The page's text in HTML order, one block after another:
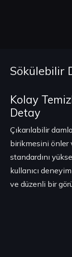
Sökülebilir
Kolay
Detay
Çıkarılabilir
birikmesini önler
standardını
kullanıcı
ve düzenli bir